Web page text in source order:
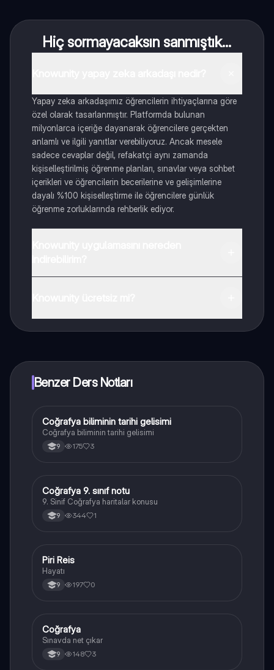
Hiç sormayacaksın sanmıştık...
Yapay zeka arkadaşımız öğrencilerin ihtiyaçlarına göre
özel olarak tasarlanmıştır. Platformda bulunan
milyonlarca içeriğe dayanarak öğrencilere gerçekten
anlamlı ve ilgili yanıtlar verebiliyoruz. Ancak mesele
sadece cevaplar değil, refakatçi aynı zamanda
kişiselleştirilmiş öğrenme planları, sınavlar veya sohbet
içerikleri ve öğrencilerin becerilerine ve gelişimlerine
dayalı %100 kişiselleştirme ile öğrencilere günlük
öğrenme zorluklarında rehberlik ediyor.
Benzer Ders Notları
Coğrafya
Coğrafya biliminin tarihi gelisimi
Coğrafya biliminin tarihi gelisimi
9 175 3
Coğrafya
Coğrafya 9. sınıf notu
9. Sinif Coğrafya haritalar konusu
9 344 1
Tarih
Piri Reis
Hayatı
9 197 0
Coğrafya
Coğrafya
Sınavda net çıkar
9 148 3